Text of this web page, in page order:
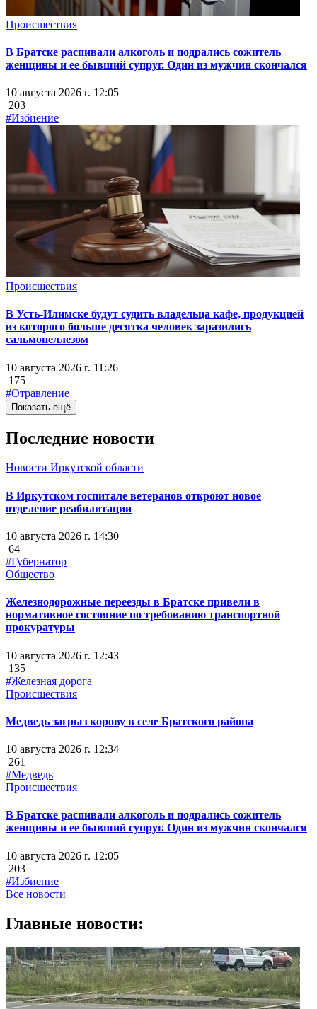
Происшествия
В Братске распивали алкоголь и подрались сожитель
женщины и ее бывший супруг. Один из мужчин скончался
10 августа 2026 г. 12:05
203
#Избиение
Происшествия
В Усть-Илимске будут судить владельца кафе, продукцией
из которого больше десятка человек заразились
сальмонеллезом
10 августа 2026 г. 11:26
175
#Отравление
Показать ещё
Последние новости
Новости Иркутской области
В Иркутском госпитале ветеранов откроют новое
отделение реабилитации
10 августа 2026 г. 14:30
64
#Губернатор
Общество
Железнодорожные переезды в Братске привели в
нормативное состояние по требованию транспортной
прокуратуры
10 августа 2026 г. 12:43
135
#Железная дорога
Происшествия
Медведь загрыз корову в селе Братского района
10 августа 2026 г. 12:34
261
#Медведь
Происшествия
В Братске распивали алкоголь и подрались сожитель
женщины и ее бывший супруг. Один из мужчин скончался
10 августа 2026 г. 12:05
203
#Избиение
Все новости
Главные новости: